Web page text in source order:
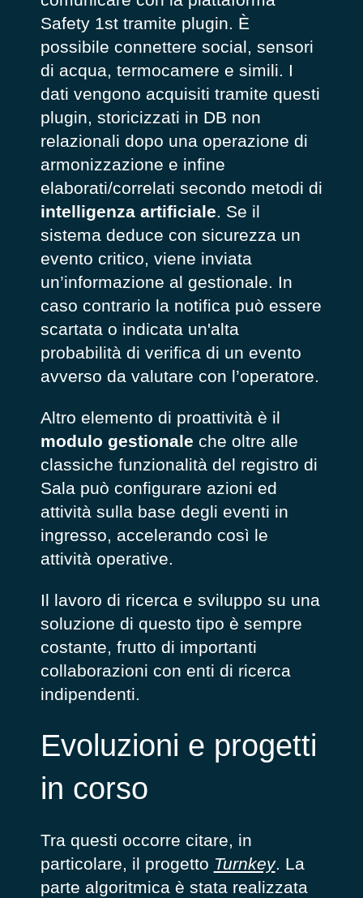
Safety 1st tramite plugin. È
possibile connettere social, sensori
di acqua, termocamere e simili. I
dati vengono acquisiti tramite questi
plugin, storicizzati in DB non
relazionali dopo una operazione di
armonizzazione e infine
elaborati/correlati secondo metodi di
intelligenza artificiale. Se il
sistema deduce con sicurezza un
evento critico, viene inviata
un’informazione al gestionale. In
caso contrario la notifica può essere
scartata o indicata un'alta
probabilità di verifica di un evento
avverso da valutare con l’operatore.
Altro elemento di proattività è il
modulo gestionale che oltre alle
classiche funzionalità del registro di
Sala può configurare azioni ed
attività sulla base degli eventi in
ingresso, accelerando così le
attività operative.
Il lavoro di ricerca e sviluppo su una
soluzione di questo tipo è sempre
costante, frutto di importanti
collaborazioni con enti di ricerca
indipendenti.
Evoluzioni e progetti
in corso
Tra questi occorre citare, in
particolare, il progetto Turnkey. La
parte algoritmica è stata realizzata